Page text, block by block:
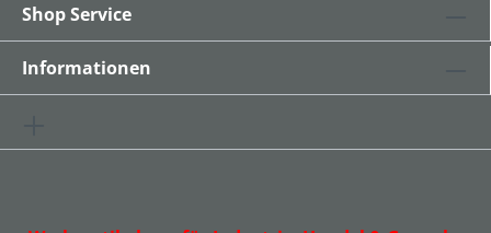
Shop Service
Informationen